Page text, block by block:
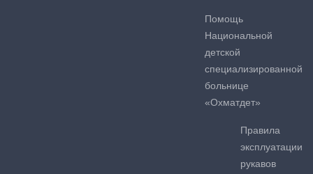
Помощь
Национальной
детской
специализированной
больнице
«Охматдет»
Правила
эксплуатации
рукавов